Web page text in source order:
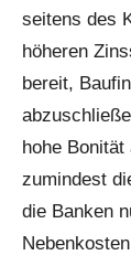
seitens des
höheren
bereit,
hohe
zumindest
die Banken